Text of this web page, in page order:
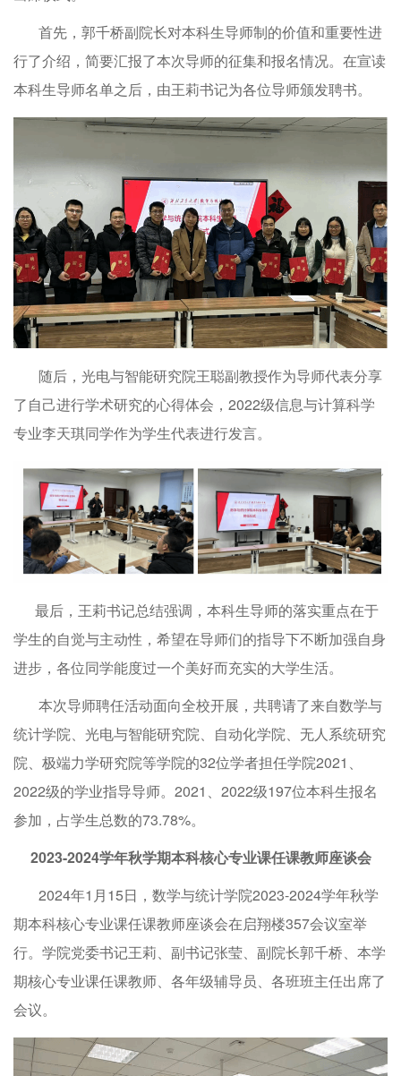
首先，郭千桥副院长对本科生导师制的价值和重要性进
行了介绍，简要汇报了本次导师的征集和报名情况。在宣读
本科生导师名单之后，由王莉书记为各位导师颁发聘书。
随后，光电与智能研究院王聪副教授作为导师代表分享
了自己进行学术研究的心得体会，2022级信息与计算科学
专业李天琪同学作为学生代表进行发言。
最后，王莉书记总结强调，本科生导师的落实重点在于
学生的自觉与主动性，希望在导师们的指导下不断加强自身
进步，各位同学能度过一个美好而充实的大学生活。
本次导师聘任活动面向全校开展，共聘请了来自数学与
统计学院、光电与智能研究院、自动化学院、无人系统研究
院、极端力学研究院等学院的32位学者担任学院2021、
2022级的学业指导导师。2021、2022级197位本科生报名
参加，占学生总数的73.78%。
2023-2024学年秋学期本科核心专业课任课教师座谈会
2024年1月15日，数学与统计学院2023-2024学年秋学
期本科核心专业课任课教师座谈会在启翔楼357会议室举
行。学院党委书记王莉、副书记张莹、副院长郭千桥、本学
期核心专业课任课教师、各年级辅导员、各班班主任出席了
会议。